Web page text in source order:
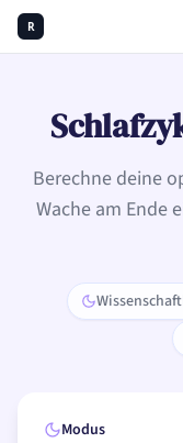
R
Berechne deine
Wache am Ende
Modus